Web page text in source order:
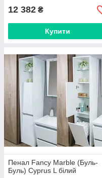
12 382 ₴
Купити
Пенал Fancy Marble (Буль-
Буль) Cyprus L білий